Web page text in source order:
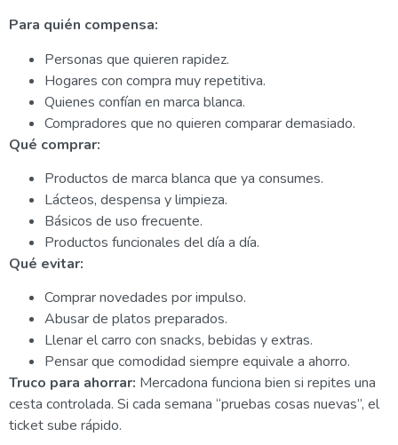
Para quién compensa:
Personas que quieren rapidez.
Hogares con compra muy repetitiva.
Quienes confían en marca blanca.
Compradores que no quieren comparar demasiado.
Qué comprar:
Productos de marca blanca que ya consumes.
Lácteos, despensa y limpieza.
Básicos de uso frecuente.
Productos funcionales del día a día.
Qué evitar:
Comprar novedades por impulso.
Abusar de platos preparados.
Llenar el carro con snacks, bebidas y extras.
Pensar que comodidad siempre equivale a ahorro.
Truco para ahorrar: Mercadona funciona bien si repites una
cesta controlada. Si cada semana “pruebas cosas nuevas”, el
ticket sube rápido.